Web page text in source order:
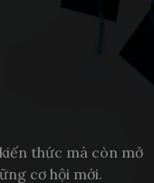
thức mà còn mở
cơ hội mới.